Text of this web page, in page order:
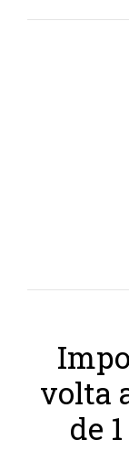
volta
de